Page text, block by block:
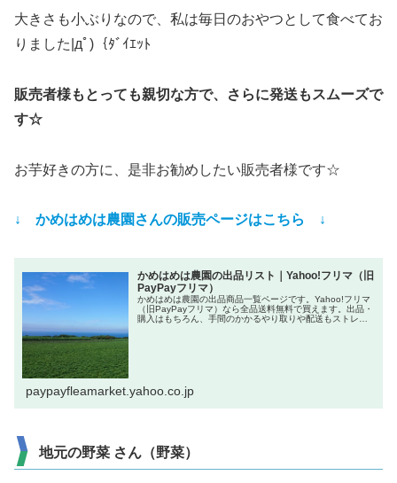
大きさも小ぶりなので、私は毎日のおやつとして食べてお
りました|дﾟ)｛ﾀﾞｲｴｯﾄ
販売者様もとっても親切な方で、さらに発送もスムーズで
す☆
お芋好きの方に、是非お勧めしたい販売者様です☆
↓ かめはめは農園さんの販売ページはこちら ↓
かめはめは農園の出品リスト｜Yahoo!フリマ（旧
PayPayフリマ）
かめはめは農園の出品商品一覧ページです。Yahoo!フリマ
（旧PayPayフリマ）なら全品送料無料で買えます。出品・
購入はもちろん、手間のかかるやり取りや配送もストレス
paypayfleamarket.yahoo.co.jp
地元の野菜 さん（野菜）